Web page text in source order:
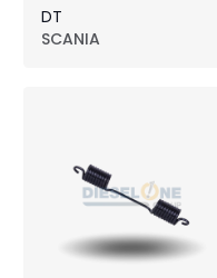
DT
SCANIA